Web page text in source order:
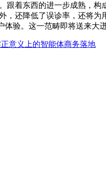
着东西的进一步成熟，
还降低了误诊率，还将
验。这一范畴即将送来
正意义上的智能体商务落地